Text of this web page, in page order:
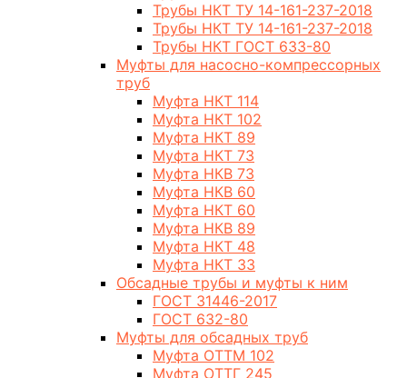
Трубы НКТ ТУ 14-161-237-2018
Трубы НКТ ТУ 14-161-237-2018
Трубы НКТ ГОСТ 633-80
Муфты для насосно-компрессорных
труб
Муфта НКТ 114
Муфта НКТ 102
Муфта НКТ 89
Муфта НКТ 73
Муфта НКВ 73
Муфта НКВ 60
Муфта НКТ 60
Муфта НКВ 89
Муфта НКТ 48
Муфта НКТ 33
Обсадные трубы и муфты к ним
ГОСТ 31446-2017
ГОСТ 632-80
Муфты для обсадных труб
Муфта ОТТМ 102
Муфта ОТТГ 245